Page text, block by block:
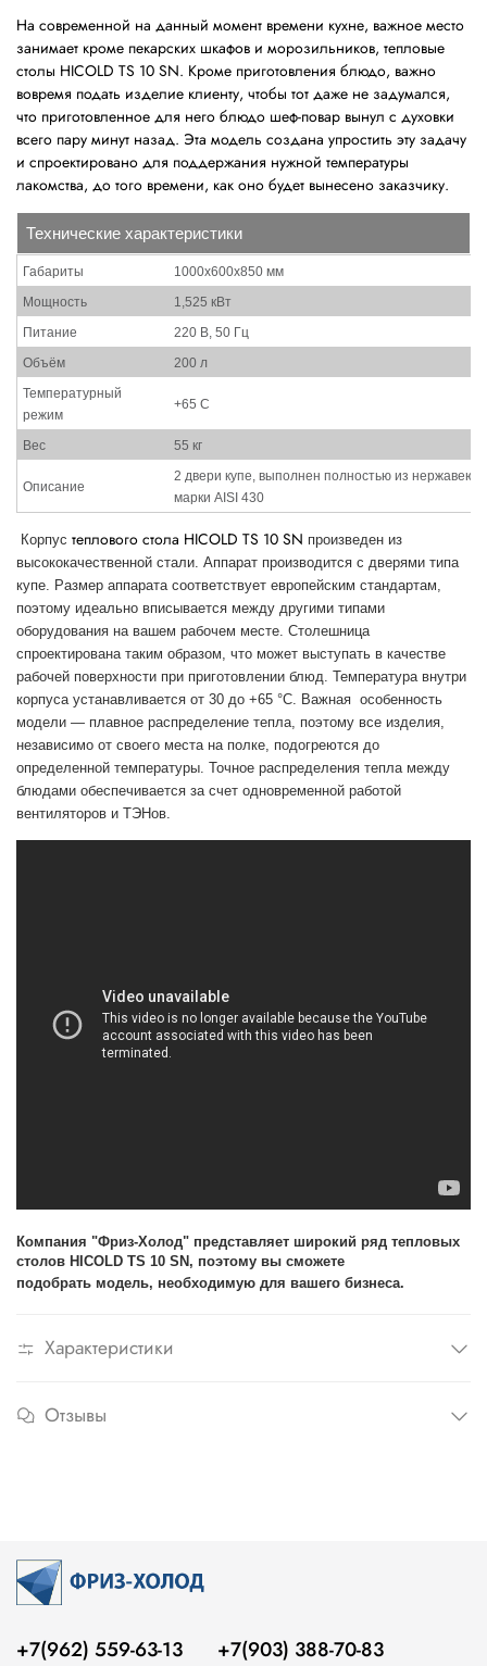
На современной на данный момент времени кухне, важное место
занимает кроме пекарских шкафов и морозильников, тепловые
столы HICOLD TS 10 SN. Кроме приготовления блюдо, важно
вовремя подать изделие клиенту, чтобы тот даже не задумался,
что приготовленное для него блюдо шеф-повар вынул с духовки
всего пару минут назад. Эта модель создана упростить эту задачу
и спроектировано для поддержания нужной температуры
лакомства, до того времени, как оно будет вынесено заказчику.
Технические характеристики
Габариты
1000х600х850 мм
Мощность
1,525 кВт
Питание
220 В, 50 Гц
Объём
200 л
Температурный
режим
+65 С
Вес 55 кг
Описание
2 двери купе, выполнен полностью из
марки AISI 430
Корпус теплового стола HICOLD TS 10 SN произведен из
высококачественной стали. Аппарат производится с дверями типа
купе. Размер аппарата соответствует европейским стандартам,
поэтому идеально вписывается между другими типами
оборудования на вашем рабочем месте. Столешница
спроектирована таким образом, что может выступать в качестве
рабочей поверхности при приготовлении блюд. Температура внутри
корпуса устанавливается от 30 до +65 °С. Важная особенность
модели ― плавное распределение тепла, поэтому все изделия,
независимо от своего места на полке, подогреются до
определенной температуры. Точное распределения тепла между
блюдами обеспечивается за счет одновременной работой
вентиляторов и ТЭНов.
Компания "Фриз-Холод" представляет широкий ряд тепловых
столов HICOLD TS 10 SN , поэтому вы сможете
подобрать модель, необходимую для вашего бизнеса.
Характеристики
Отзывы
+7(962) 559-63-13 +7(903) 388-70-83